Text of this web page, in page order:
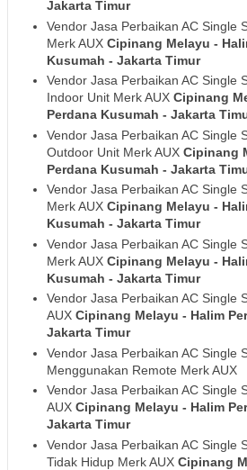
Jakarta Timur
Vendor Jasa Perbaikan AC Single
Merk AUX Cipinang Melayu -
Kusumah - Jakarta Timur
Vendor Jasa Perbaikan AC Single
Indoor Unit Merk AUX Cipinang
Perdana Kusumah - Jakarta
Vendor Jasa Perbaikan AC Single
Outdoor Unit Merk AUX Cipinang
Perdana Kusumah - Jakarta
Vendor Jasa Perbaikan AC Single
Merk AUX Cipinang Melayu -
Kusumah - Jakarta Timur
Vendor Jasa Perbaikan AC Single
Merk AUX Cipinang Melayu -
Kusumah - Jakarta Timur
Vendor Jasa Perbaikan AC Single
AUX Cipinang Melayu - Halim
Jakarta Timur
Vendor Jasa Perbaikan AC Single
Menggunakan Remote Merk AUX
Vendor Jasa Perbaikan AC Single
AUX Cipinang Melayu - Halim
Jakarta Timur
Vendor Jasa Perbaikan AC Single
Tidak Hidup Merk AUX Cipinang